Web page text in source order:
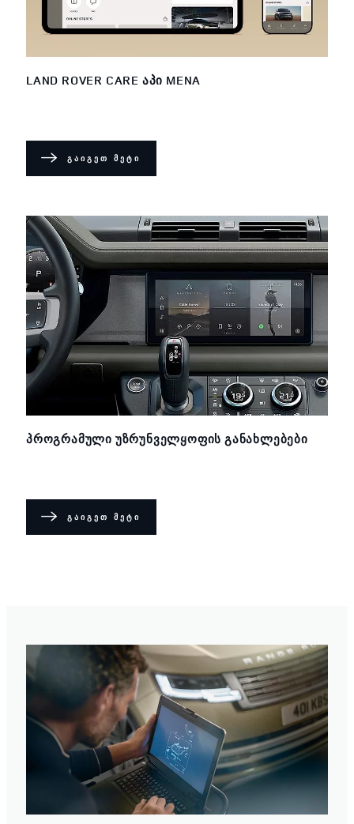
LAND ROVER CARE ᲐᲞᲘ MENA
ᲒᲐᲘᲒᲔᲗ ᲛᲔᲢᲘ
ᲞᲠᲝᲒᲠᲐᲛᲣᲚᲘ ᲣᲖᲠᲣᲜᲕᲔᲚᲧᲝᲤᲘᲡ ᲒᲐᲜᲐᲮᲚᲔᲑᲔᲑᲘ
ᲒᲐᲘᲒᲔᲗ ᲛᲔᲢᲘ